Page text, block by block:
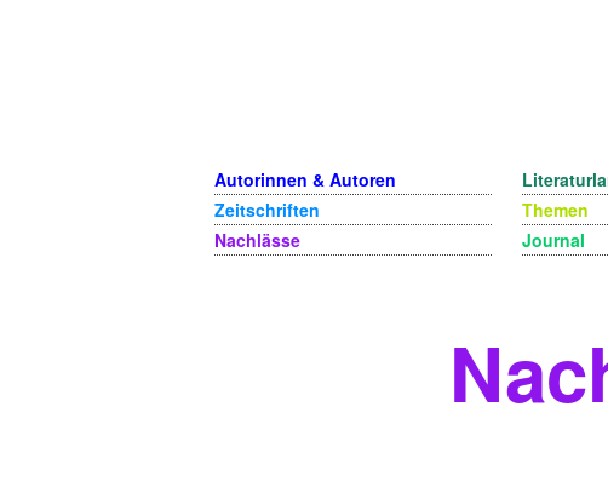
Autorinnen & Autoren
Zeitschriften
Nachlässe
Themen
Journal